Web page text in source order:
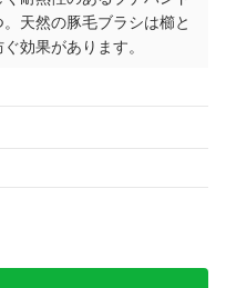
天然の豚毛ブラシは櫛と
効果があります。